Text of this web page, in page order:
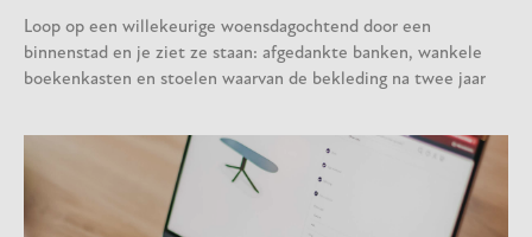
Loop op een willekeurige woensdagochtend door een
binnenstad en je ziet ze staan: afgedankte banken, wankele
boekenkasten en stoelen waarvan de bekleding na twee jaar